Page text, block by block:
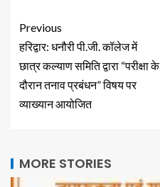
Previous
हरिद्वार: धनौरी पी.जी. कॉलेज में
छात्र कल्याण समिति द्वारा “परीक्षा के
दौरान तनाव प्रबंधन” विषय पर
व्याख्यान आयोजित
MORE STORIES